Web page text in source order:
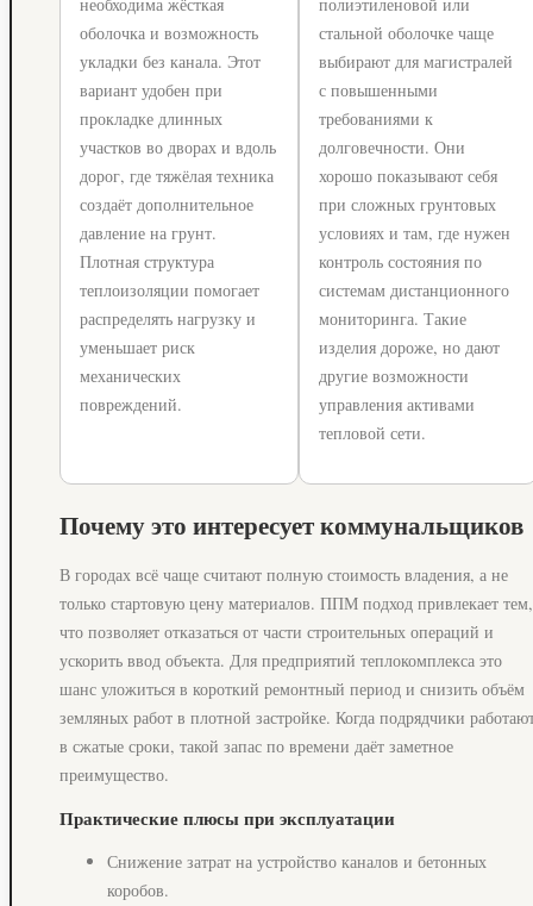
оболочка и возможность
укладки без канала. Этот
вариант удобен при
прокладке длинных
участков во дворах и вдоль
дорог, где тяжёлая техника
создаёт дополнительное
давление на грунт.
Плотная структура
теплоизоляции помогает
распределять нагрузку и
уменьшает риск
механических
повреждений.
стальной оболочке чаще
выбирают для магистралей
с повышенными
требованиями к
долговечности. Они
хорошо показывают себя
при сложных грунтовых
условиях и там, где нужен
контроль состояния по
системам дистанционного
мониторинга. Такие
изделия дороже, но дают
другие возможности
управления активами
тепловой сети.
Почему это интересует коммунальщиков
В городах всё чаще считают полную стоимость владения, а не
только стартовую цену материалов. ППМ подход привлекает тем,
что позволяет отказаться от части строительных операций и
ускорить ввод объекта. Для предприятий теплокомплекса это
шанс уложиться в короткий ремонтный период и снизить объём
земляных работ в плотной застройке. Когда подрядчики
в сжатые сроки, такой запас по времени даёт заметное
преимущество.
Практические плюсы при эксплуатации
Снижение затрат на устройство каналов и бетонных
коробов.